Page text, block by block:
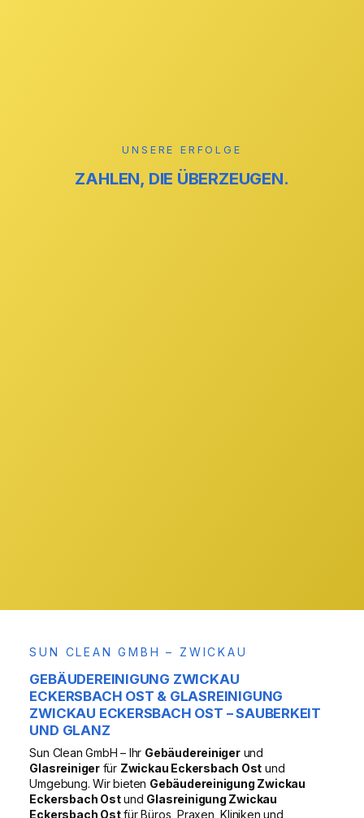
UNSERE ERFOLGE
ZAHLEN, DIE ÜBERZEUGEN.
SUN CLEAN GMBH – ZWICKAU
GEBÄUDEREINIGUNG ZWICKAU
ECKERSBACH OST & GLASREINIGUNG
ZWICKAU ECKERSBACH OST – SAUBERKEIT
UND GLANZ
Sun Clean GmbH – Ihr Gebäudereinigerund
Glasreinigerfür Zwickau Eckersbach Ost und
Umgebung. Wir bieten Gebäudereinigung Zwickau
Eckersbach Ostund Glasreinigung Zwickau
Eckersbach Ostfür Büros, Praxen, Kliniken und